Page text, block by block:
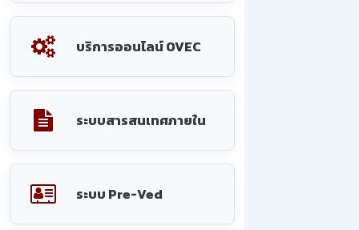
บริการออนไลน์ OVEC
ระบบสารสนเทศภายใน
ระบบ Pre-Ved